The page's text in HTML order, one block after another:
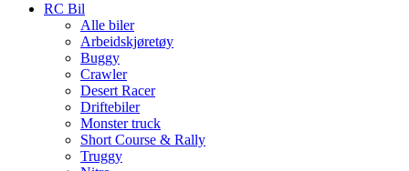
RC Bil
Alle biler
Arbeidskjøretøy
Buggy
Crawler
Desert Racer
Driftebiler
Monster truck
Short Course & Rally
Truggy